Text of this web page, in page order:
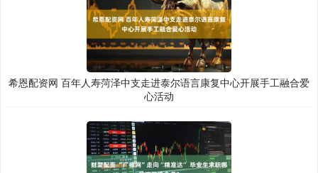
希恩配资网 百年人寿菏泽中支走进泰尔语言康复中心开展手工融合爱
心活动